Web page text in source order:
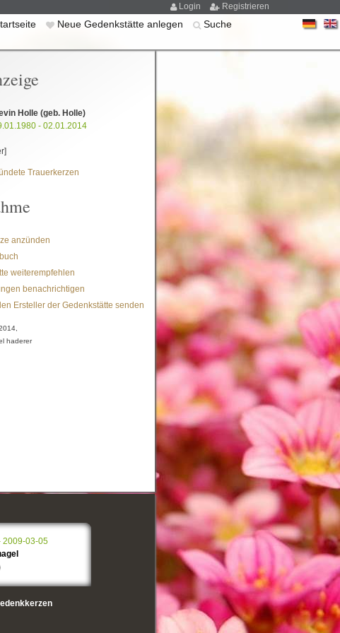
Login Registrieren
Neue Gedenkstätte anlegen Suche
Holle (geb. Holle)
- 02.01.2014
Trauerkerzen
anzünden
weiterempfehlen
benachrichtigen
Ersteller der Gedenkstätte senden
haderer
2009-03-05